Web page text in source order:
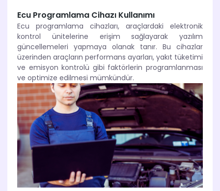
Ecu Programlama Cihazı Kullanımı
Ecu programlama cihazları, araçlardaki elektronik
kontrol ünitelerine erişim sağlayarak yazılım
güncellemeleri yapmaya olanak tanır. Bu cihazlar
üzerinden araçların performans ayarları, yakıt tüketimi
ve emisyon kontrolü gibi faktörlerin programlanması
ve optimize edilmesi mümkündür.